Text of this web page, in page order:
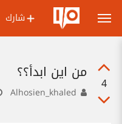
شارك
4
من اين ابدأ؟؟